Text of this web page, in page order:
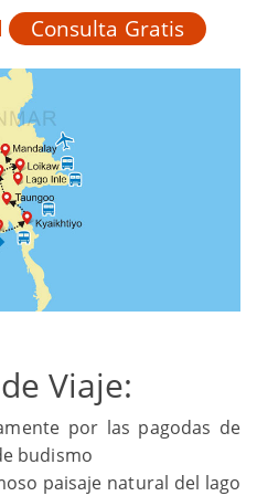
Consulta Gratis
Viaje:
por las pagodas de
budismo
paisaje natural del lago